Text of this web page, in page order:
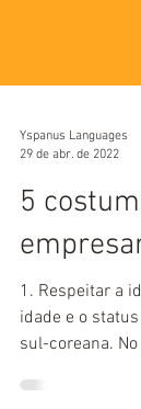
Yspanus Languages
29 de abr. de 2022
5
1. Respeitar a
sul-coreana.